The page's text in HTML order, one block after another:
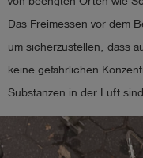
Das Freimessen vor dem
um sicherzustellen, dass
keine gefährlichen
Substanzen in der Luft sind.